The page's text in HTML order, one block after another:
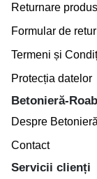
Returnare
Formular de
Termeni și
Protecția datelor
Betonieră-
Despre
Contact
Servicii clienți